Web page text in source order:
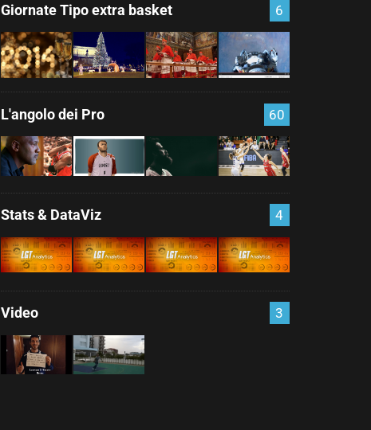
Giornate Tipo extra basket 6
L'angolo dei Pro 60
Stats & DataViz 4
Video 3